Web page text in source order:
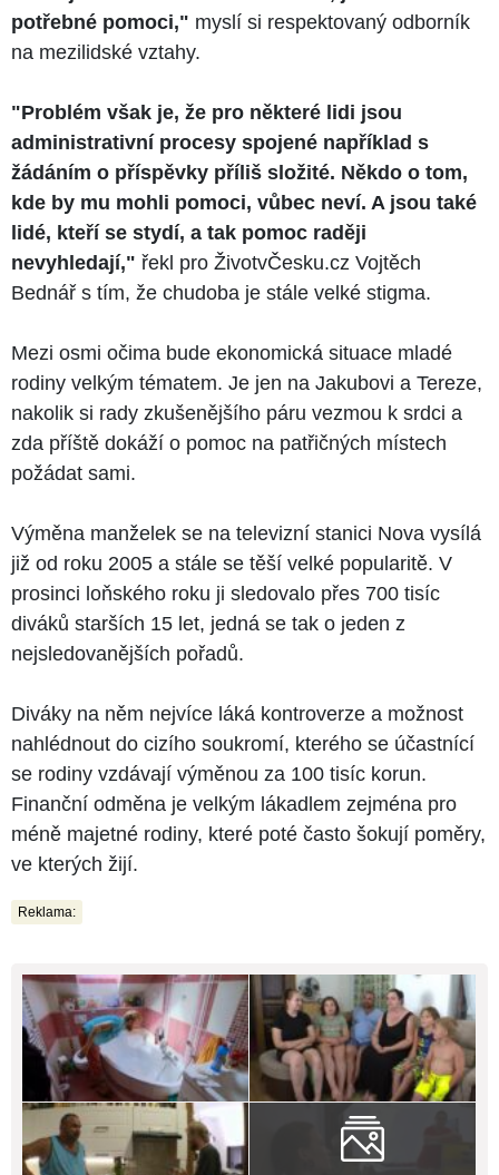
potřebné pomoci," myslí si respektovaný odborník
na mezilidské vztahy.
"Problém však je, že pro některé lidi jsou
administrativní procesy spojené například s
žádáním o příspěvky příliš složité. Někdo o tom,
kde by mu mohli pomoci, vůbec neví. A jsou také
lidé, kteří se stydí, a tak pomoc raději
nevyhledají," řekl pro ŽivotvČesku.cz Vojtěch
Bednář s tím, že chudoba je stále velké stigma.
Mezi osmi očima bude ekonomická situace mladé
rodiny velkým tématem. Je jen na Jakubovi a Tereze,
nakolik si rady zkušenějšího páru vezmou k srdci a
zda příště dokáží o pomoc na patřičných místech
požádat sami.
Výměna manželek se na televizní stanici Nova vysílá
již od roku 2005 a stále se těší velké popularitě. V
prosinci loňského roku ji sledovalo přes 700 tisíc
diváků starších 15 let, jedná se tak o jeden z
nejsledovanějších pořadů.
Diváky na něm nejvíce láká kontroverze a možnost
nahlédnout do cizího soukromí, kterého se účastnící
se rodiny vzdávají výměnou za 100 tisíc korun.
Finanční odměna je velkým lákadlem zejména pro
méně majetné rodiny, které poté často šokují poměry,
ve kterých žijí.
Reklama: